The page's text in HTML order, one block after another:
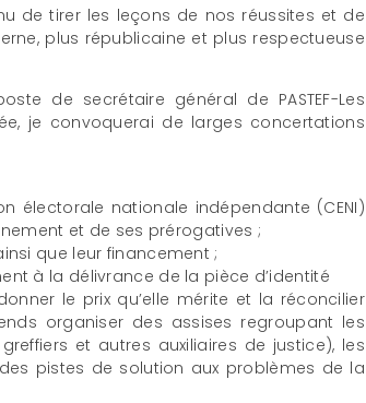
de tirer les leçons de nos réussites et de
plus républicaine et plus respectueuse
de secrétaire général de PASTEF-Les
je convoquerai de larges concertations
électorale nationale indépendante (CENI)
et de ses prérogatives ;
que leur financement ;
à la délivrance de la pièce d’identité
le prix qu’elle mérite et la réconcilier
organiser des assises regroupant les
et autres auxiliaires de justice), les
pistes de solution aux problèmes de la